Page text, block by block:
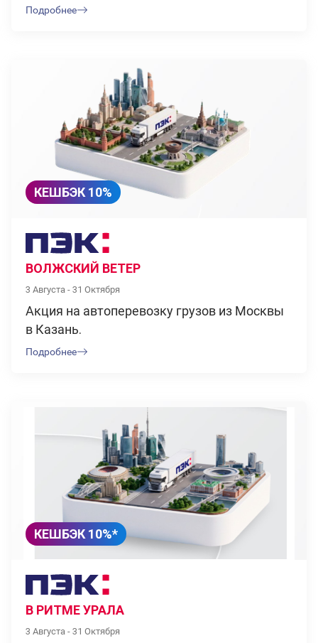
Подробнее
КЕШБЭК 10%
ВОЛЖСКИЙ ВЕТЕР
3 Августа - 31 Октября
Акция на автоперевозку грузов из Москвы
в Казань.
Подробнее
КЕШБЭК 10%*
В РИТМЕ УРАЛА
3 Августа - 31 Октября